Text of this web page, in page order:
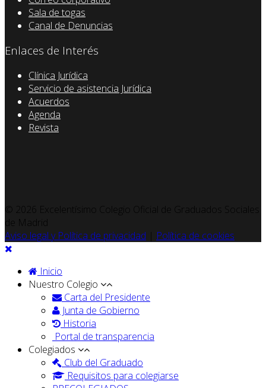
Sala de togas
Canal de Denuncias
Enlaces de Interés
Clínica Jurídica
Servicio de asistencia Jurídica
Acuerdos
Agenda
Revista
© 2026 Excelentísimo Colegio Oficial de Graduados Sociales
de Madrid
Aviso legal y Política de privacidad
Política de cookies
Inicio
Nuestro Colegio
Carta del Presidente
Junta de Gobierno
Historia
Portal de transparencia
Colegiados
Club del Graduado
Requisitos para colegiarse